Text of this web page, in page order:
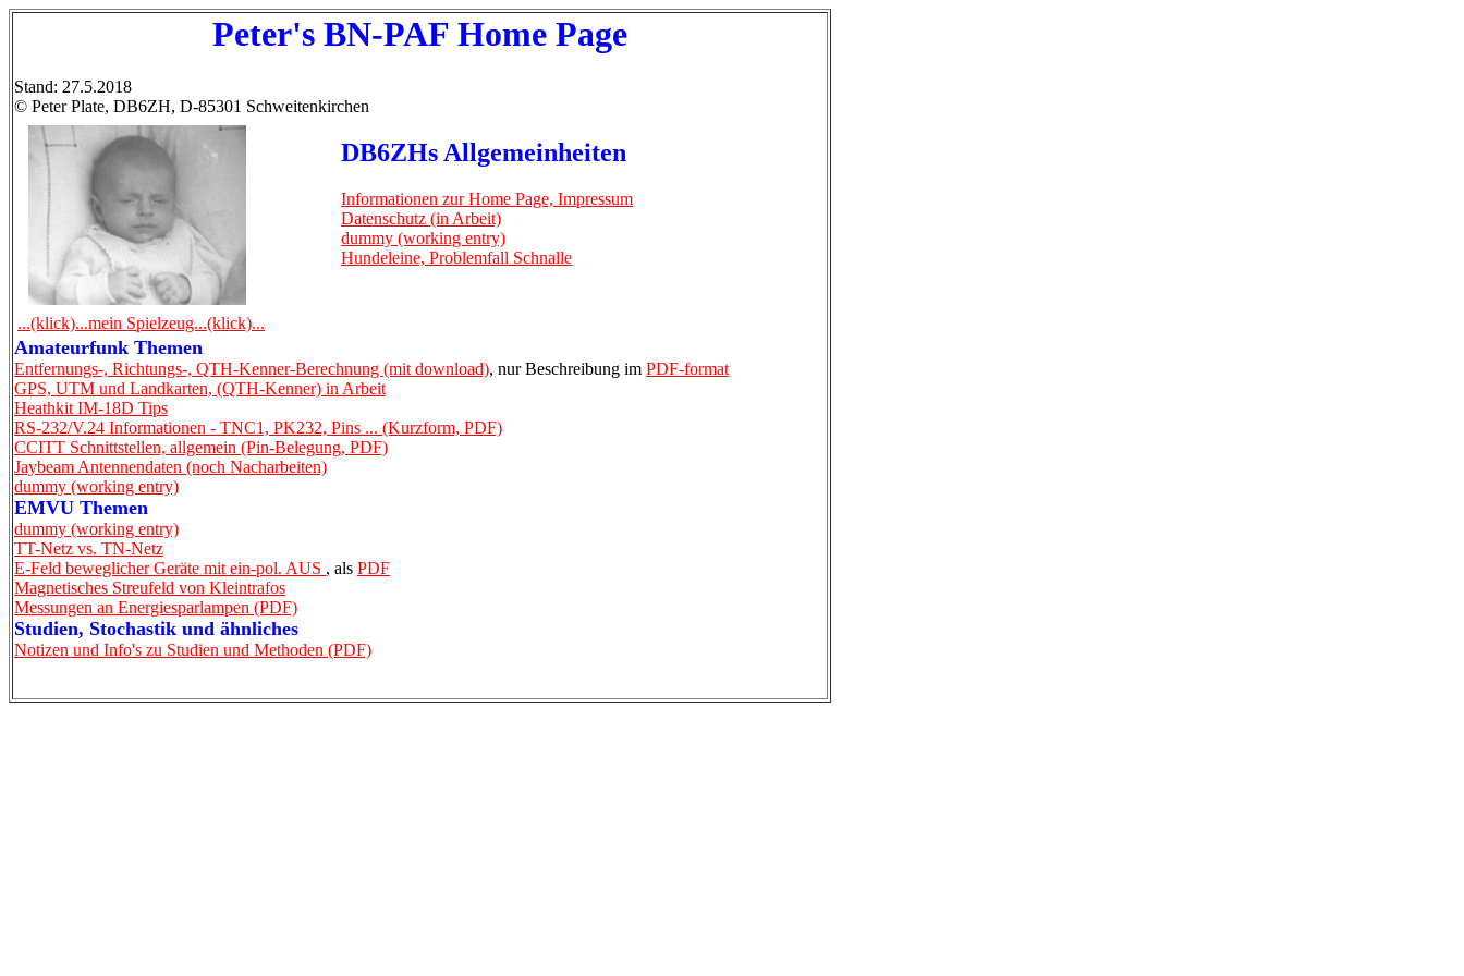
Peter's BN-PAF Home Page
Stand: 27.5.2018
© Peter Plate, DB6ZH, D-85301 Schweitenkirchen
...(klick)...mein Spielzeug...(klick)...
DB6ZHs Allgemeinheiten
Informationen zur Home Page, Impressum
Datenschutz (in Arbeit)
dummy (working entry)
Hundeleine, Problemfall Schnalle
Amateurfunk Themen
Entfernungs-, Richtungs-, QTH-Kenner-Berechnung (mit download), nur Beschreibung im PDF-format
GPS, UTM und Landkarten, (QTH-Kenner) in Arbeit
Heathkit IM-18D Tips
RS-232/V.24 Informationen - TNC1, PK232, Pins ... (Kurzform, PDF)
CCITT Schnittstellen, allgemein (Pin-Belegung, PDF)
Jaybeam Antennendaten (noch Nacharbeiten)
dummy (working entry)
EMVU Themen
dummy (working entry)
TT-Netz vs. TN-Netz
E-Feld beweglicher Geräte mit ein-pol. AUS , als PDF
Magnetisches Streufeld von Kleintrafos
Messungen an Energiesparlampen (PDF)
Studien, Stochastik und ähnliches
Notizen und Info's zu Studien und Methoden (PDF)